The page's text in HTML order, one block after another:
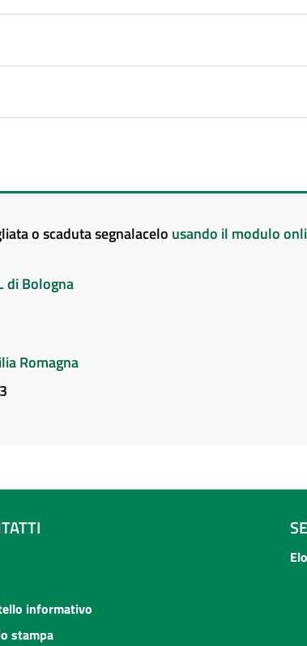
o scaduta segnalacelo usando il modulo
di Bologna
Romagna
informativo
stampa